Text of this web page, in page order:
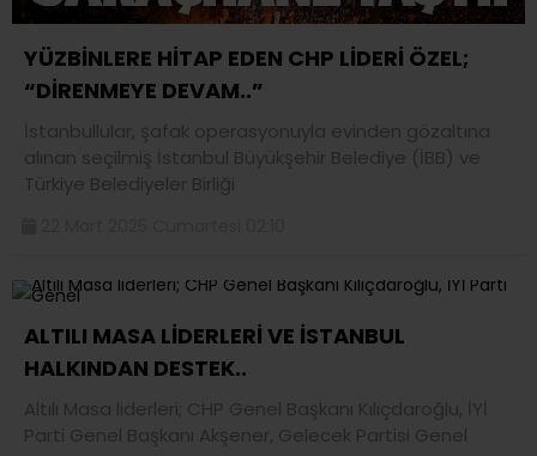
YÜZBİNLERE HİTAP EDEN CHP LİDERİ ÖZEL;
“DİRENMEYE DEVAM..”
İstanbullular, şafak operasyonuyla evinden gözaltına
alınan seçilmiş İstanbul Büyükşehir Belediye (İBB) ve
Türkiye Belediyeler Birliği
ALTILI MASA LİDERLERİ VE İSTANBUL
HALKINDAN DESTEK..
Altılı Masa liderleri; CHP Genel Başkanı Kılıçdaroğlu, İYİ
Parti Genel Başkanı Akşener, Gelecek Partisi Genel